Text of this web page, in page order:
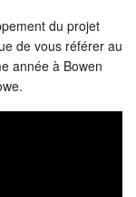
du projet
de vous référer au
année à Bowen